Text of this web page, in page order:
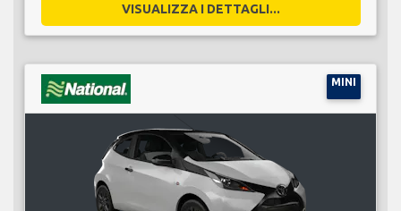
VISUALIZZA I DETTAGLI...
MINI